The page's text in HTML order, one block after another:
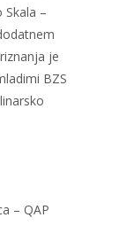
Skala –
je
BZS
– QAP